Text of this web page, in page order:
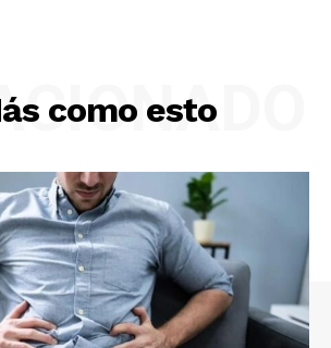
como esto